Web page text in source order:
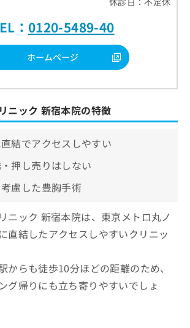
： 0120-5489-40
ホームページ
ニック 新宿本院の特徴
結でアクセスしやすい
押し売りはしない
慮した豊胸手術
ニック 新宿本院は、東京メトロ丸ノ
直結したアクセスしやすいクリニッ
からも徒歩10分ほどの距離のため、
グ帰りにも立ち寄りやすいでしょ